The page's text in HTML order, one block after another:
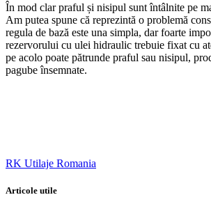
În mod clar praful și nisipul sunt întâlnite pe
Am putea spune că reprezintă o problemă
regula de bază este una simpla, dar foarte
rezervorului cu ulei hidraulic trebuie fixat cu
pe acolo poate pătrunde praful sau nisipul,
pagube însemnate.
RK Utilaje Romania
Articole utile